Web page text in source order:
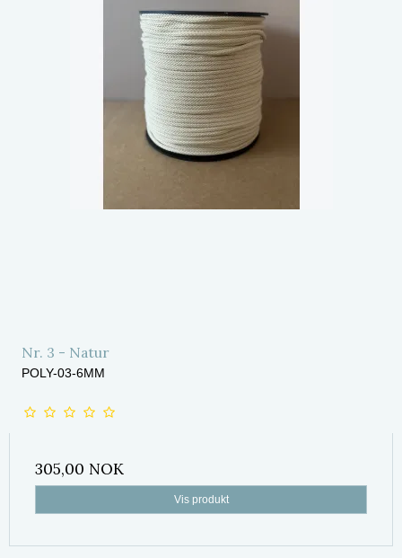
Nr. 3 - Natur
POLY-03-6MM
305,00 NOK
Vis produkt